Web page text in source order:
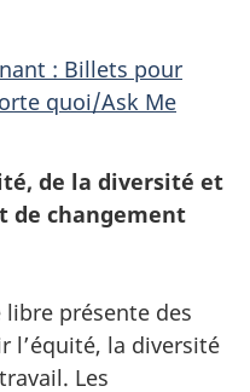
: Billets pour
quoi/Ask Me
de la diversité et
de changement
présente des
l’équité, la diversité
Les